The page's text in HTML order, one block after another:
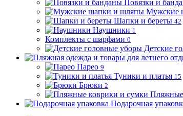
Повязки и
Мужские
Шапки и береты 42
Наушники 1
Комплекты с шарфами 0
Детские
Парео 9
Туники и платья 15
Брюки 2
Пляжные
Подарочная